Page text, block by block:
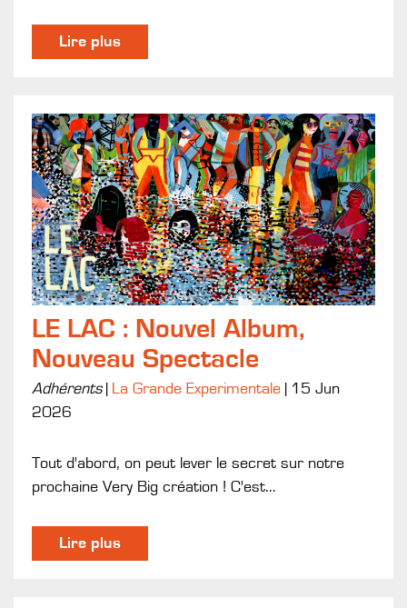
Lire plus
LE LAC : Nouvel Album,
Nouveau Spectacle
Adhérents La Grande Experimentale
15 Jun
2026
Tout d'abord, on peut lever le secret sur notre
prochaine Very Big création ! C'est...
Lire plus